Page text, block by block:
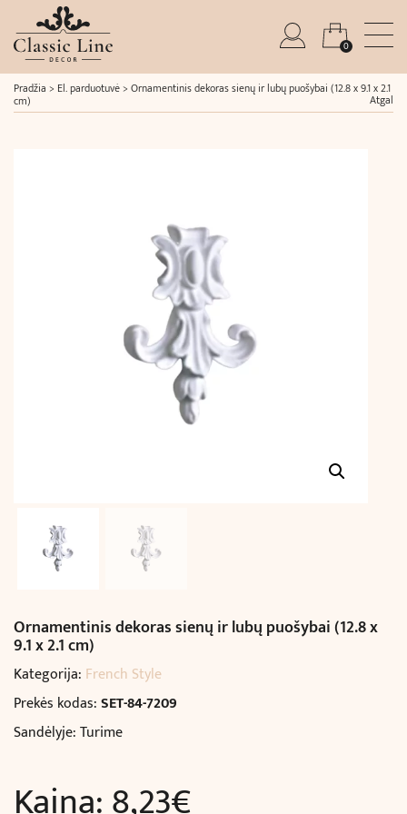
0
Pradžia > El. parduotuvė> Ornamentinis dekoras sienų ir lubų puošybai (12.8 x 9.1 x 2.1
cm) Atgal
Ornamentinis dekoras sienų ir lubų puošybai (12.8 x
9.1 x 2.1 cm)
Kategorija: French Style
Prekės kodas:SET-84-7209
Sandėlyje: Turime